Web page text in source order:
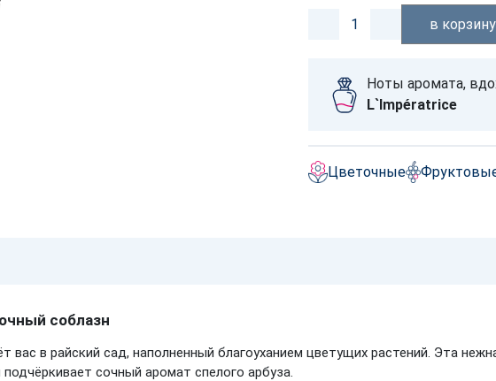
в корзину
Ноты аромата,
L`Impératrice
Цветочные
соблазн
вас в райский сад, наполненный благоуханием цветущих растений. Эта
сочный аромат спелого арбуза.